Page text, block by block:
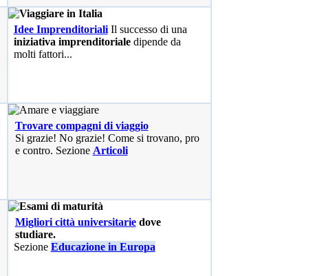
Idee ImprenditorialiIl successo di una
iniziativa imprenditorialedipende da
molti fattori...
Trovare compagni di viaggio
Si grazie! No grazie! Come si trovano, pro
e contro. Sezione Articoli
Migliori città universitariedove
studiare.
Sezione Educazione in Europa